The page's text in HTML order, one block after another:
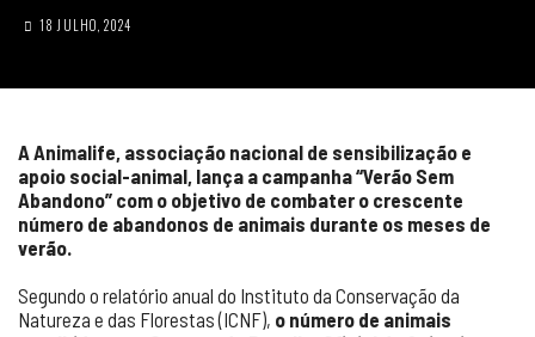
18 JULHO, 2024
A Animalife, associação nacional de sensibilização e
apoio social-animal, lança a campanha “Verão Sem
Abandono” com o objetivo de combater o crescente
número de abandonos de animais durante os meses de
verão.
Segundo o relatório anual do Instituto da Conservação da
Natureza e das Florestas (ICNF), o número de animais